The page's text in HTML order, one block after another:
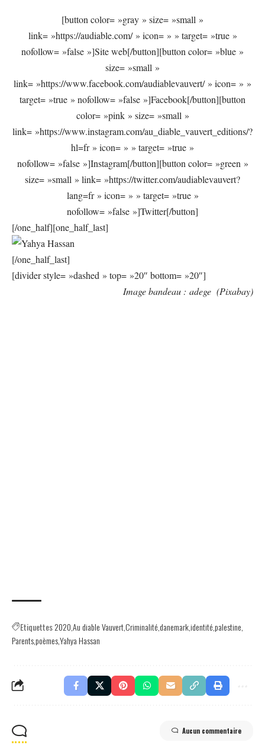
[button color= »gray » size= »small »
link= »https://audiable.com/ » icon= » » target= »true »
nofollow= »false »]Site web[/button][button color= »blue »
size= »small »
link= »https://www.facebook.com/audiablevauvert/ » icon= » »
target= »true » nofollow= »false »]Facebook[/button][button
color= »pink » size= »small »
link= »https://www.instagram.com/au_diable_vauvert_editions/?
hl=fr » icon= » » target= »true »
nofollow= »false »]Instagram[/button][button color= »green »
size= »small » link= »https://twitter.com/audiablevauvert?
lang=fr » icon= » » target= »true »
nofollow= »false »]Twitter[/button]
[/one_half][one_half_last]
[/one_half_last]
[divider style= »dashed » top= »20″ bottom= »20″]
Image bandeau : adege (Pixabay)
Etiquettes2020Au diable VauvertCriminalité danemarkidentitépalestine
ParentspoèmesYahya Hassan
Aucun commentaire